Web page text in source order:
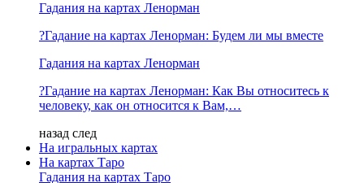
Гадания на картах Ленорман
?Гадание на картах Ленорман: Будем ли мы вместе
Гадания на картах Ленорман
?Гадание на картах Ленорман: Как Вы относитесь к
человеку, как он относится к Вам,…
назад след
На игральных картах
На картах Таро
Гадания на картах Таро